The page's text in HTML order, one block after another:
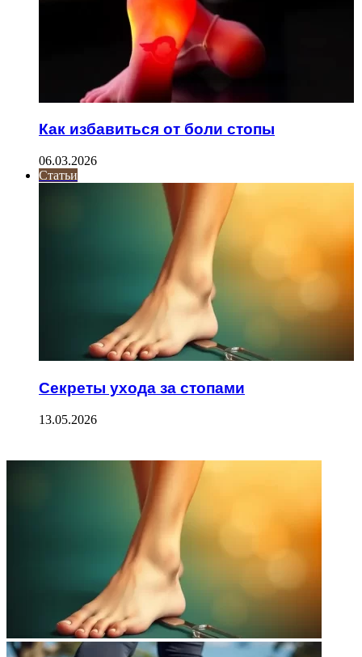
Как избавиться от боли стопы
06.03.2026
Статьи
Секреты ухода за стопами
13.05.2026